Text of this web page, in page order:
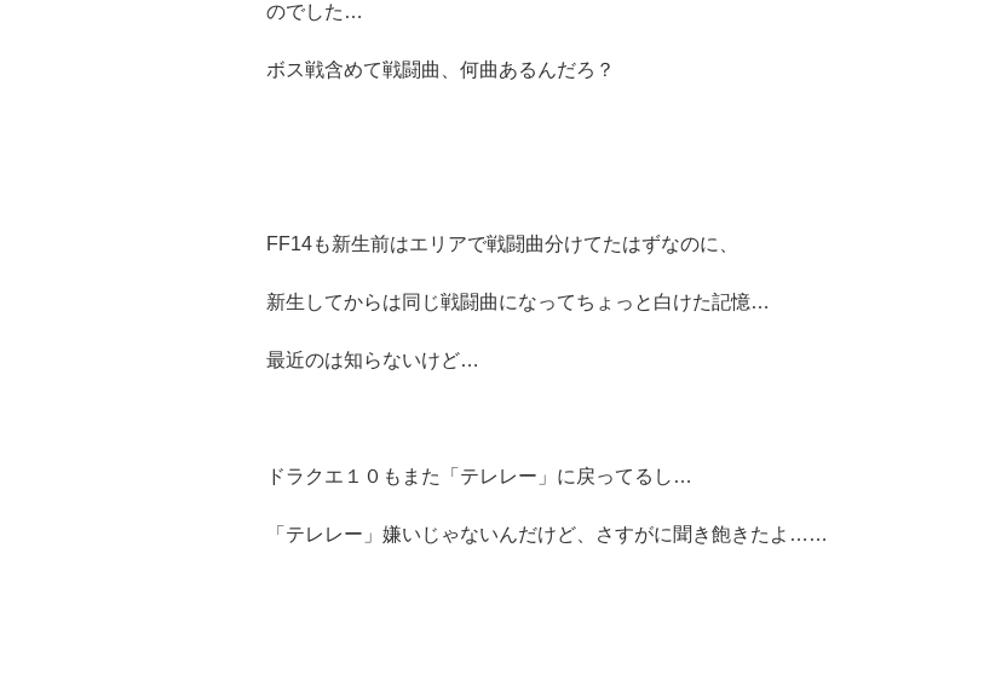
のでした…
ボス戦含めて戦闘曲、何曲あるんだろ？
FF14も新生前はエリアで戦闘曲分けてたはずなのに、
新生してからは同じ戦闘曲になってちょっと白けた記憶…
最近のは知らないけど…
ドラクエ１０もまた「テレレー」に戻ってるし…
「テレレー」嫌いじゃないんだけど、さすがに聞き飽きたよ……